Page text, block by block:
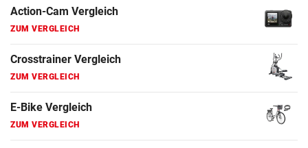
Action-Cam Vergleich
ZUM VERGLEICH
Crosstrainer Vergleich
ZUM VERGLEICH
E-Bike Vergleich
ZUM VERGLEICH